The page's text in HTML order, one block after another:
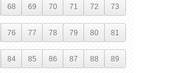
68 69 70 71 72 73
76 77 78 79 80 81
84 85 86 87 88 89